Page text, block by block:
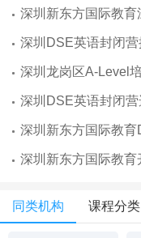
深圳新东方国际教
深圳龙岗区A-Level
同类机构 课程分类